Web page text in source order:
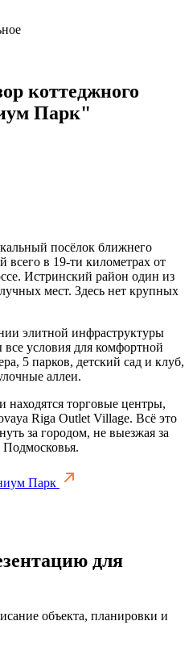
коттеджного
Парк"
посёлок ближнего
в 19-ти километрах от
Истринский район один из
мест. Здесь нет крупных
элитной инфраструктуры
условия для комфортной
5 парков, детский сад и клуб,
аллеи.
находятся торговые центры,
Riga Outlet Village. Всё это
за городом, не выезжая за
Парк
для
объекта, планировки и